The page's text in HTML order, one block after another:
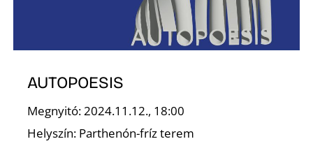
AUTOPOESIS
Megnyitó: 2024.11.12., 18:00
Helyszín: Parthenón-fríz terem